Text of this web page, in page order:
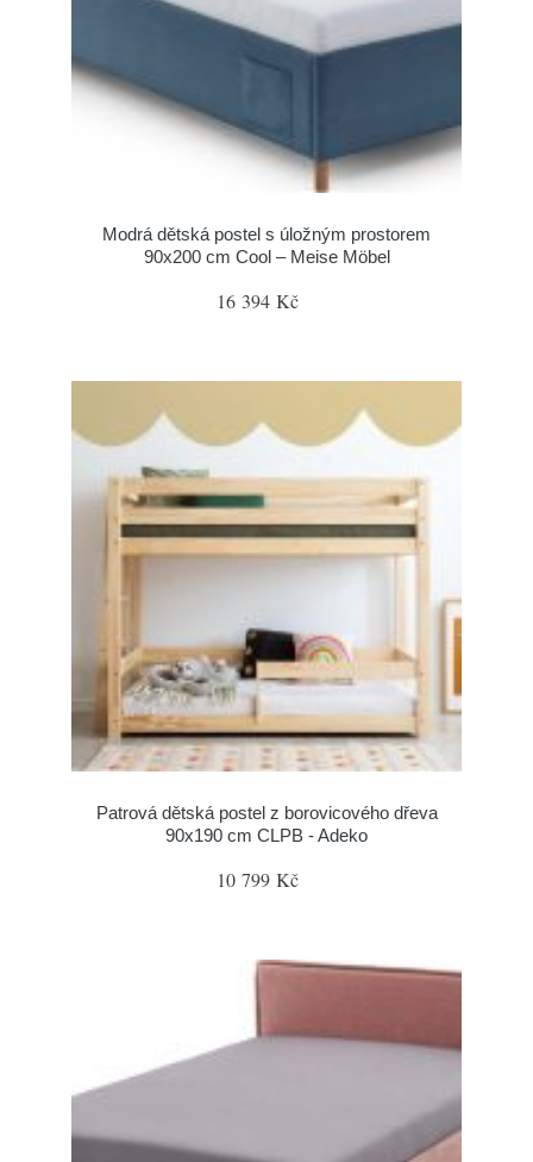
Modrá dětská postel s úložným prostorem
90x200 cm Cool – Meise Möbel
16 394 Kč
Patrová dětská postel z borovicového dřeva
90x190 cm CLPB - Adeko
10 799 Kč